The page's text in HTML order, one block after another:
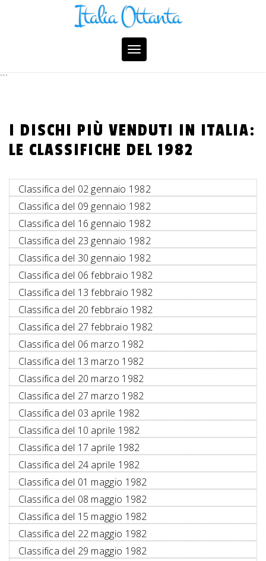
Toggle
navigation
```
I DISCHI PIÙ VENDUTI IN ITALIA:
LE CLASSIFICHE DEL 1982
Classifica del 02 gennaio 1982
Classifica del 09 gennaio 1982
Classifica del 16 gennaio 1982
Classifica del 23 gennaio 1982
Classifica del 30 gennaio 1982
Classifica del 06 febbraio 1982
Classifica del 13 febbraio 1982
Classifica del 20 febbraio 1982
Classifica del 27 febbraio 1982
Classifica del 06 marzo 1982
Classifica del 13 marzo 1982
Classifica del 20 marzo 1982
Classifica del 27 marzo 1982
Classifica del 03 aprile 1982
Classifica del 10 aprile 1982
Classifica del 17 aprile 1982
Classifica del 24 aprile 1982
Classifica del 01 maggio 1982
Classifica del 08 maggio 1982
Classifica del 15 maggio 1982
Classifica del 22 maggio 1982
Classifica del 29 maggio 1982